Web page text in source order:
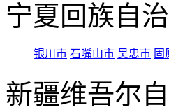
宁夏回族自
银川市 石嘴山市 吴忠市 固
新疆维吾尔